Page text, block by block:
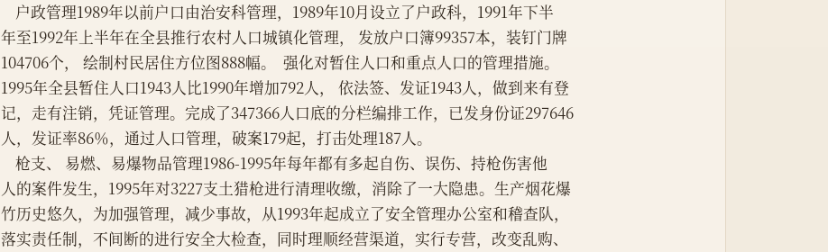
    户政管理1989年以前户口由治安科管理，1989年10月设立了户政科，1991年下半
年至1992年上半年在全县推行农村人口城镇化管理， 发放户口簿99357本，装钉门牌
104706个， 绘制村民居住方位图888幅。  强化对暂住人口和重点人口的管理措施。
1995年全县暂住人口1943人比1990年增加792人， 依法签、发证1943人，做到来有登
记，走有注销，凭证管理。完成了347366人口底的分栏编排工作，已发身份证297646
人，发证率86％，通过人口管理，破案179起，打击处理187人。
    枪支、 易燃、易爆物品管理1986-1995年每年都有多起自伤、误伤、持枪伤害他
人的案件发生，1995年对3227支土猎枪进行清理收缴，消除了一大隐患。生产烟花爆
竹历史悠久，为加强管理，减少事故，从1993年起成立了安全管理办公室和稽查队，
落实责任制，不间断的进行安全大检查，同时理顺经营渠道，实行专营，改变乱购、